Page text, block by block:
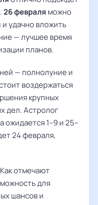
26 февраля можно
удачно вложить
— лучшее время
планов.
— полнолуние и
воздержаться
крупных
дел. Астролог
ожидается 1–9 и 25–
24 февраля,
отмечают
для
шансов и